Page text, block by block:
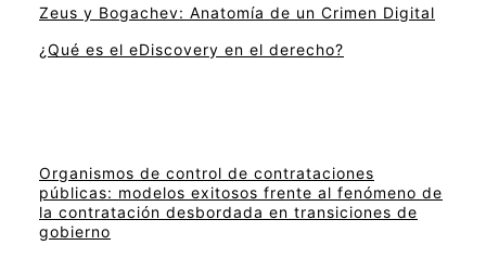
Zeus y Bogachev: Anatomía de un Crimen Digital
¿Qué es el eDiscovery en el derecho?
Organismos de control de contrataciones
públicas: modelos exitosos frente al fenómeno de
la contratación desbordada en transiciones de
gobierno